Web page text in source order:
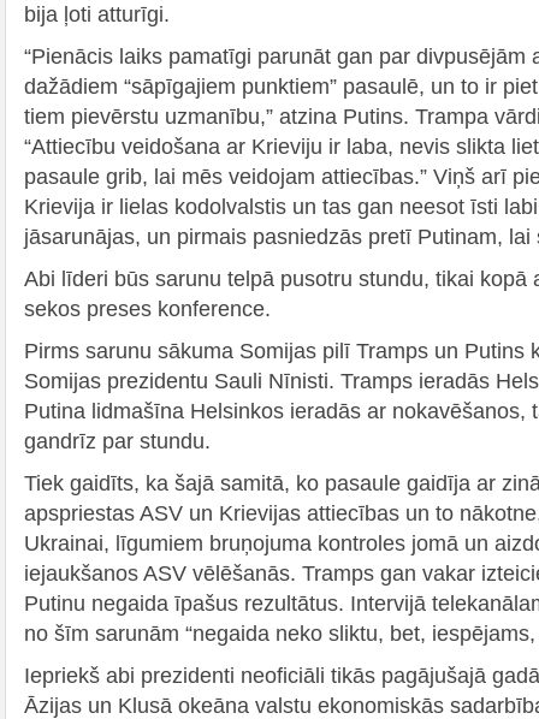
bija ļoti atturīgi.
“Pienācis laiks pamatīgi parunāt gan par divpusējām
dažādiem “sāpīgajiem punktiem” pasaulē, un to ir
tiem pievērstu uzmanību,” atzina Putins. Trampa
“Attiecību veidošana ar Krieviju ir laba, nevis slikta
pasaule grib, lai mēs veidojam attiecības.” Viņš arī
Krievija ir lielas kodolvalstis un tas gan neesot īsti
jāsarunājas, un pirmais pasniedzās pretī Putinam, lai
Abi līderi būs sarunu telpā pusotru stundu, tikai kopā
sekos preses konference.
Pirms sarunu sākuma Somijas pilī Tramps un Putins
Somijas prezidentu Sauli Nīnisti. Tramps ieradās
Putina lidmašīna Helsinkos ieradās ar nokavēšanos,
gandrīz par stundu.
Tiek gaidīts, ka šajā samitā, ko pasaule gaidīja ar
apspriestas ASV un Krievijas attiecības un to
Ukrainai, līgumiem bruņojuma kontroles jomā un
iejaukšanos ASV vēlēšanās. Tramps gan vakar
Putinu negaida īpašus rezultātus. Intervijā
no šīm sarunām “negaida neko sliktu, bet,
Iepriekš abi prezidenti neoficiāli tikās pagājušajā
Āzijas un Klusā okeāna valstu ekonomiskās